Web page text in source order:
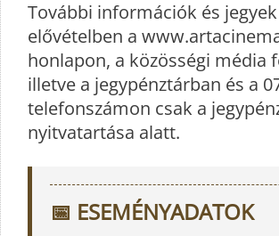
További információk és jegyek
elővételben a
honlapon, a közösségi média
illetve a jegypénztárban és a
telefonszámon csak a
nyitvatartása alatt.
📅 ESEMÉNYADATOK